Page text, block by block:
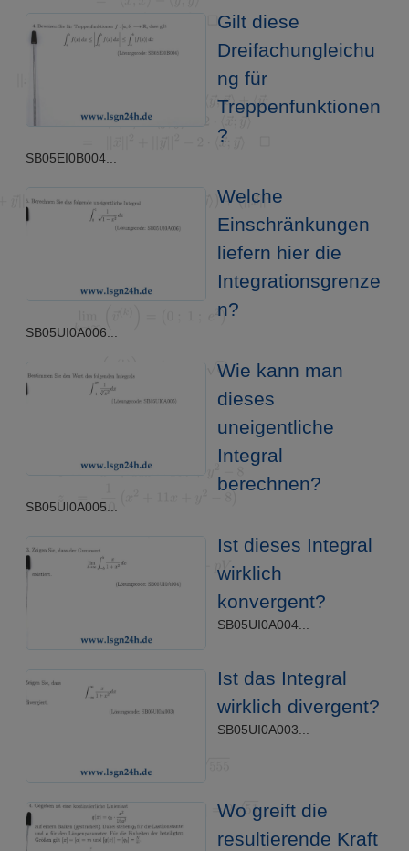
Gilt diese
Dreifachungleichu
ng für
Treppenfunktionen
?
SB05EI0B004...
Welche
Einschränkungen
liefern hier die
Integrationsgrenze
n?
SB05UI0A006...
Wie kann man
dieses
uneigentliche
Integral
berechnen?
SB05UI0A005...
Ist dieses Integral
wirklich
konvergent?
SB05UI0A004...
Ist das Integral
wirklich divergent?
SB05UI0A003...
Wo greift die
resultierende Kraft